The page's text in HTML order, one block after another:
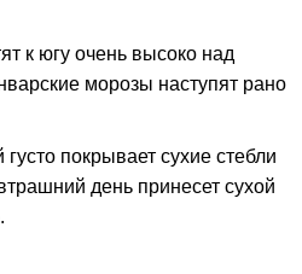
к югу очень высоко над
морозы наступят рано
покрывает сухие стебли
день принесет сухой